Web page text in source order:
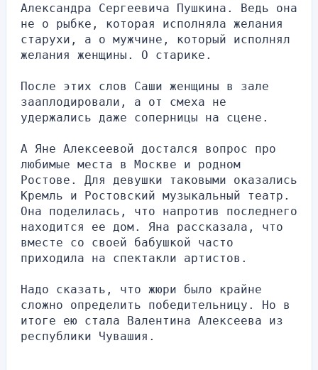
Александра Сергеевича Пушкина. Ведь она
не о рыбке, которая исполняла желания
старухи, а о мужчине, который исполнял
желания женщины. О старике.
После этих слов Саши женщины в зале
зааплодировали, а от смеха не
удержались даже соперницы на сцене.
А Яне Алексеевой достался вопрос про
любимые места в Москве и родном
Ростове. Для девушки таковыми оказались
Кремль и Ростовский музыкальный театр.
Она поделилась, что напротив последнего
находится ее дом. Яна рассказала, что
вместе со своей бабушкой часто
приходила на спектакли артистов.
Надо сказать, что жюри было крайне
сложно определить победительницу. Но в
итоге ею стала Валентина Алексеева из
республики Чувашия.